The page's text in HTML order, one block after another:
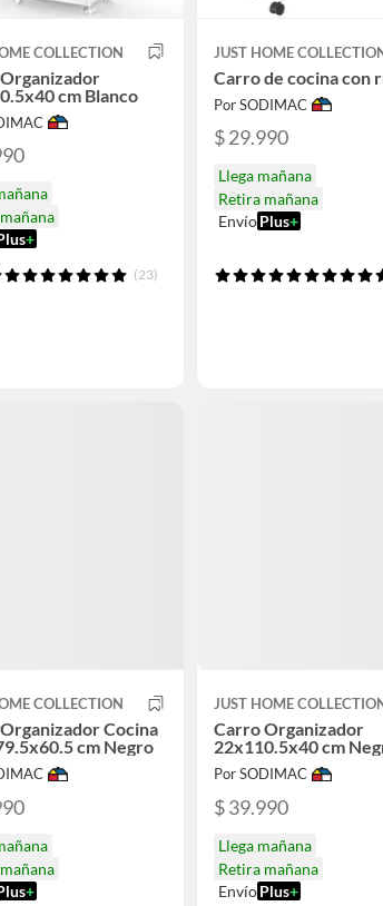
COLLECTION
cm Blanco
+
(23)
JUST HOME
Carro de cocina con
Por SODIMAC
$ 29.990
Llega mañana
Retira mañana
Envío Plus+
COLLECTION
Cocina
cm Negro
+
JUST HOME
Carro Organizador
22x110.5x40 cm
Por SODIMAC
$ 39.990
Llega mañana
Retira mañana
Envío Plus+